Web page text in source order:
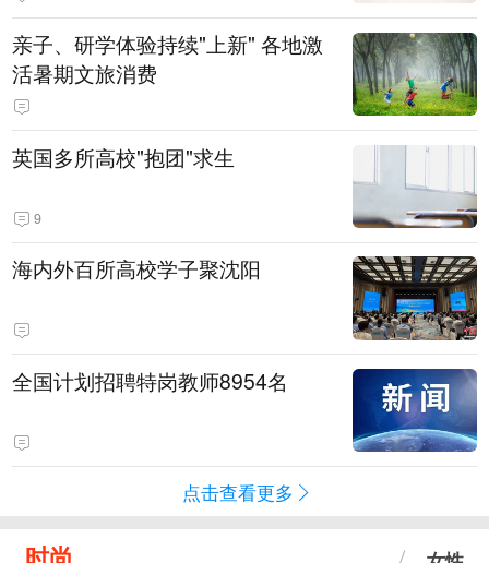
亲子、研学体验持续"上新" 各地激
活暑期文旅消费
英国多所高校"抱团"求生
9
海内外百所高校学子聚沈阳
全国计划招聘特岗教师8954名
点击查看更多